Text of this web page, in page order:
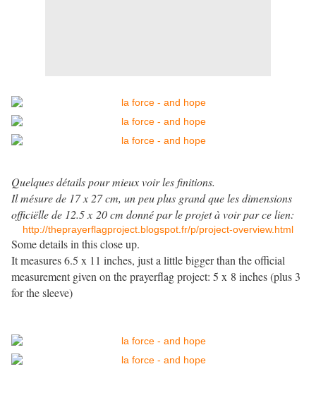
Quelques détails pour mieux voir les finitions.
Il mésure de 17 x 27 cm, un peu plus grand que les dimensions
officiëlle de 12.5 x 20 cm donné par le projet à voir par ce lien:
http://theprayerflagproject.blogspot.fr/p/project-overview.html
Some details in this close up.
It measures 6.5 x 11 inches, just a little bigger than the official
measurement given on the prayerflag project: 5 x 8 inches (plus 3
for the sleeve)